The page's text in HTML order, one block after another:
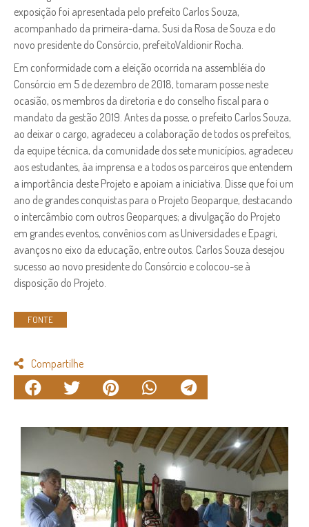
exposição foi apresentada pelo prefeito Carlos Souza,
acompanhado da primeira-dama, Susi da Rosa de Souza e do
novo presidente do Consórcio, prefeitoValdionir Rocha.
Em conformidade com a eleição ocorrida na assembléia do
Consórcio em 5 de dezembro de 2018, tomaram posse neste
ocasião, os membros da diretoria e do conselho fiscal para o
mandato da gestão 2019. Antes da posse, o prefeito Carlos Souza,
ao deixar o cargo, agradeceu a colaboração de todos os prefeitos,
da equipe técnica, da comunidade dos sete municípios, agradeceu
aos estudantes, àa imprensa e a todos os parceiros que entendem
a importância deste Projeto e apoiam a iniciativa. Disse que foi um
ano de grandes conquistas para o Projeto Geoparque, destacando
o intercâmbio com outros Geoparques; a divulgação do Projeto
em grandes eventos, convênios com as Universidades e Epagri,
avanços no eixo da educação, entre outos. Carlos Souza desejou
sucesso ao novo presidente do Consórcio e colocou-se à
disposição do Projeto.
FONTE
Compartilhe